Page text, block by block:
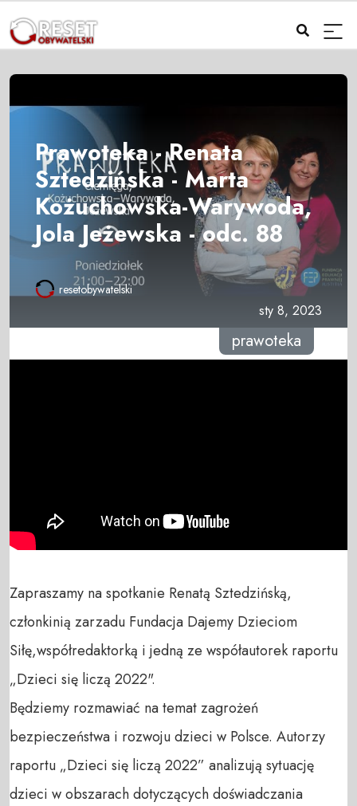
Prawoteka - Renata
Sztedzińska - Marta
Kożuchowska-Warywoda,
Jola Jeżewska - odc. 88
resetobywatelski
sty 8, 2023
prawoteka
Zapraszamy na spotkanie Renatą Sztedzińską,
członkinią zarzadu Fundacja Dajemy Dzieciom
Siłę,współredaktorką i jedną ze współautorek raportu
„Dzieci się liczą 2022".
Będziemy rozmawiać na temat zagrożeń
bezpieczeństwa i rozwoju dzieci w Polsce. Autorzy
raportu „Dzieci się liczą 2022” analizują sytuację
dzieci w obszarach dotyczących doświadczania